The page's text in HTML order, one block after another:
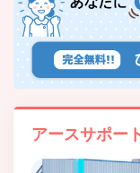
アースサポー